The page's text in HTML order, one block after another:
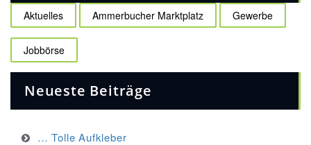
Aktuelles Ammerbucher Marktplatz Gewerbe
Jobbörse
Neueste Beiträge
… Tolle Aufkleber